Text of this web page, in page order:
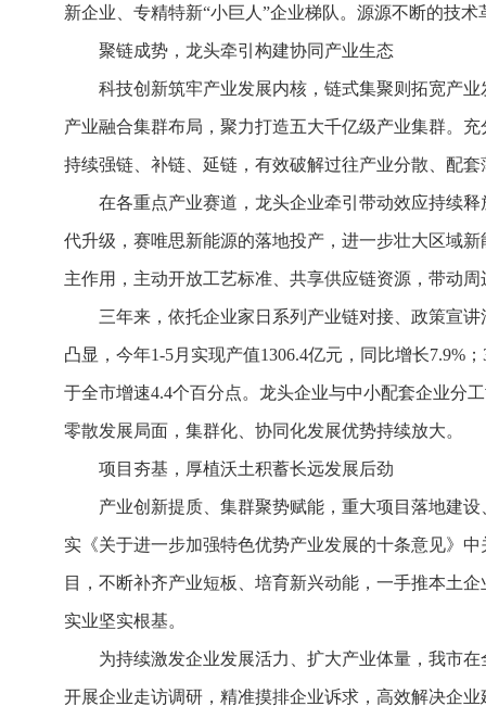
新企业、专精特新“小巨人”企业梯队。源源不断的技
聚链成势，龙头牵引构建协同产业生态
科技创新筑牢产业发展内核，链式集聚则拓宽产
产业融合集群布局，聚力打造五大千亿级产业集群。
持续强链、补链、延链，有效破解过往产业分散、配
在各重点产业赛道，龙头企业牵引带动效应持续
代升级，赛唯思新能源的落地投产，进一步壮大区域
主作用，主动开放工艺标准、共享供应链资源，带动
三年来，依托企业家日系列产业链对接、政策宣
凸显，今年1-5月实现产值1306.4亿元，同比增长7.9%
于全市增速4.4个百分点。龙头企业与中小配套企业分
零散发展局面，集群化、协同化发展优势持续放大。
项目夯基，厚植沃土积蓄长远发展后劲
产业创新提质、集群聚势赋能，重大项目落地建
实《关于进一步加强特色优势产业发展的十条意见》
目，不断补齐产业短板、培育新兴动能，一手推本土
实业坚实根基。
为持续激发企业发展活力、扩大产业体量，我市
开展企业走访调研，精准摸排企业诉求，高效解决企